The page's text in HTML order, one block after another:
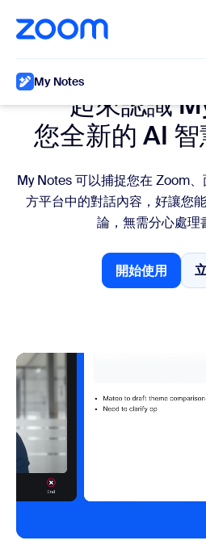
至主要內容
至協助聊天
My Notes
一起來認識
您全新的 AI
My Notes 可以捕捉您在 Zoom
方平台中的對話內容，好讓您
論，無需分心處理
開始使用
開始使用